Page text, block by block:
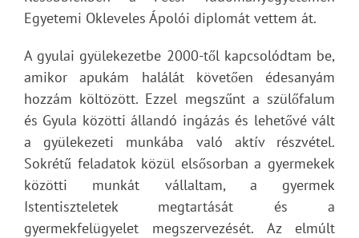
Egyetemi Okleveles Ápolói diplomát vettem át.
A gyulai gyülekezetbe 2000-től kapcsolódtam be,
amikor apukám halálát követően édesanyám
hozzám költözött. Ezzel megszűnt a szülőfalum
és Gyula közötti állandó ingázás és lehetővé vált
a gyülekezeti munkába való aktív részvétel.
Sokrétű feladatok közül elsősorban a gyermekek
közötti munkát vállaltam, a gyermek
Istentiszteletek megtartását és a
gyermekfelügyelet megszervezését. Az elmúlt